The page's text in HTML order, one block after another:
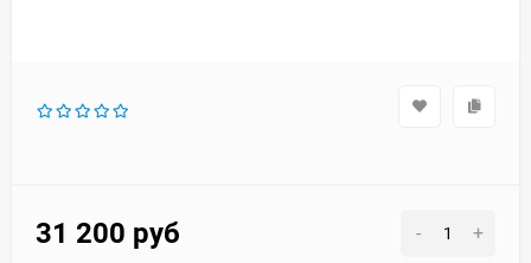
31 200 руб - +